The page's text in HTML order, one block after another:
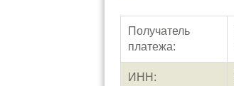
Получатель
платежа:
ИНН: